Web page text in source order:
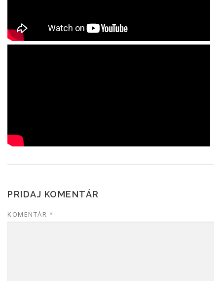
PRIDAJ KOMENTÁR
KOMENTÁR *